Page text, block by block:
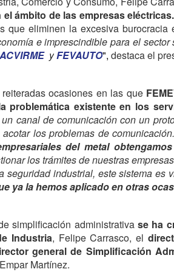
ámbito de las empresas eléctricas.
que eliminen la excesiva burocracia
e imprescindible para el
ACVIRME yFEVAUTO", destaca el
ocasiones en las que
problemática existente en los
canal de comunicación con un
los problemas de
del metal
los trámites de nuestras
seguridad industrial, este sistema es
ya la hemos aplicado en otras
simplificación administrativa se ha
Industria, Felipe Carrasco, el
general de Simplificación
Martínez.